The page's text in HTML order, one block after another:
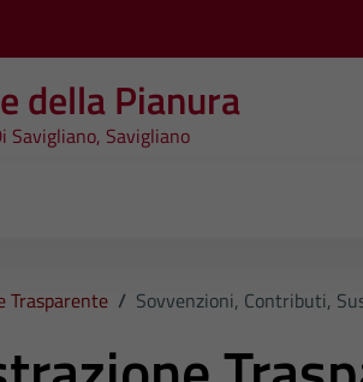
della Pianura
Savigliano, Savigliano
Trasparente / Sovvenzioni, Contributi,